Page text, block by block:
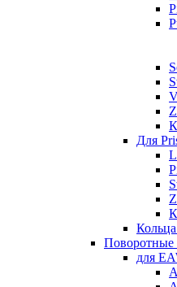
Для
для